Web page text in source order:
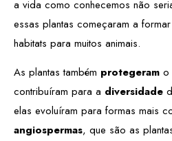
a vida como conhecemos não
essas plantas começaram a formar
habitats para muitos animais.
As plantas também protegeram o
contribuíram para a diversidade
elas evoluíram para formas mais
angiospermas, que são as